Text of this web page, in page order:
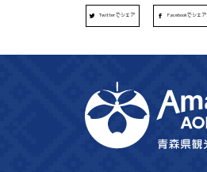
Twitterでシェア Facebookでシェア